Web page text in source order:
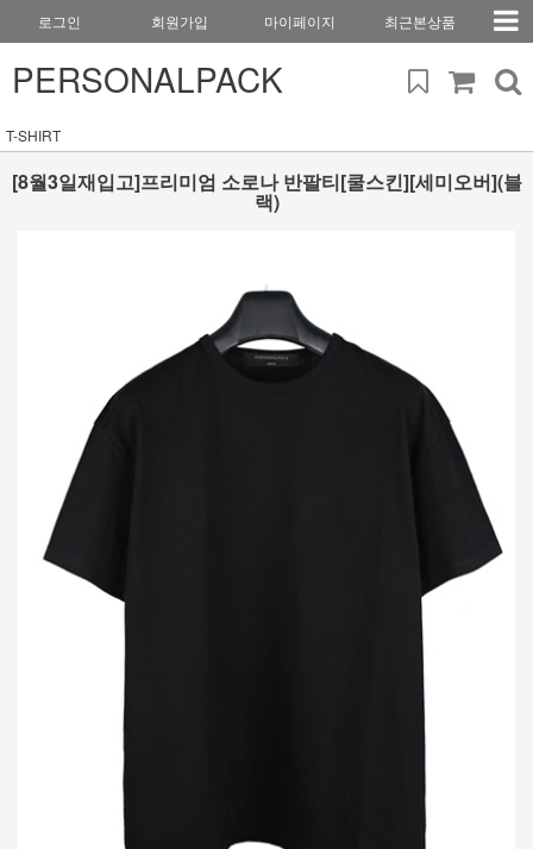
로그인 회원가입 마이페이지 최근본상품
PERSONALPACK
T-SHIRT
[8월3일재입고]프리미엄 소로나 반팔티[쿨스킨][세미오버](블
랙)